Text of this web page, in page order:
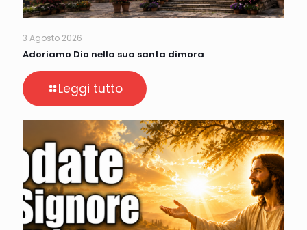
3 Agosto 2026
Adoriamo Dio nella sua santa dimora
Leggi tutto